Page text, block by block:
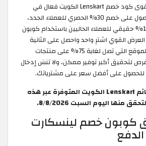
سارع بالإستفادة من أقوى كود خصم Lenskart الكويت فعال في
، للحصول على خصم 30% الحصري للعملاء الجدد،
بالإضافة إلى تخفيض 15% حقيقي للعملاء الحاليين باستخدام كوبون
القوي اشترِ واحد واحصل على الثانية
مجانًا. تصفّح خصومات الموقع التي تصل لغاية 75% على منتجات
لتحقيق أكبر توفير ممكن، ولا تنسَ إدخال
للحصول على أفضل سعر على مشترياتك.
جميع كوبونات وقسائم Lenskart الكويت المتوفرة عبر هذه
منها اليوم السبت 8/8/2026.
كوبون خصم لينسكارت